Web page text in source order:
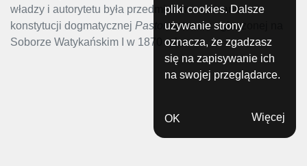
władzy i autorytetu była przedmiotem nauczania
konstytucji dogmatycznej Pastor aeternusogłoszonej na
Soborze Watykańskim I w 1870 roku.
pliki cookies. Dalsze
używanie strony
oznacza, że zgadzasz
się na zapisywanie ich
na swojej przeglądarce.
OK Więcej